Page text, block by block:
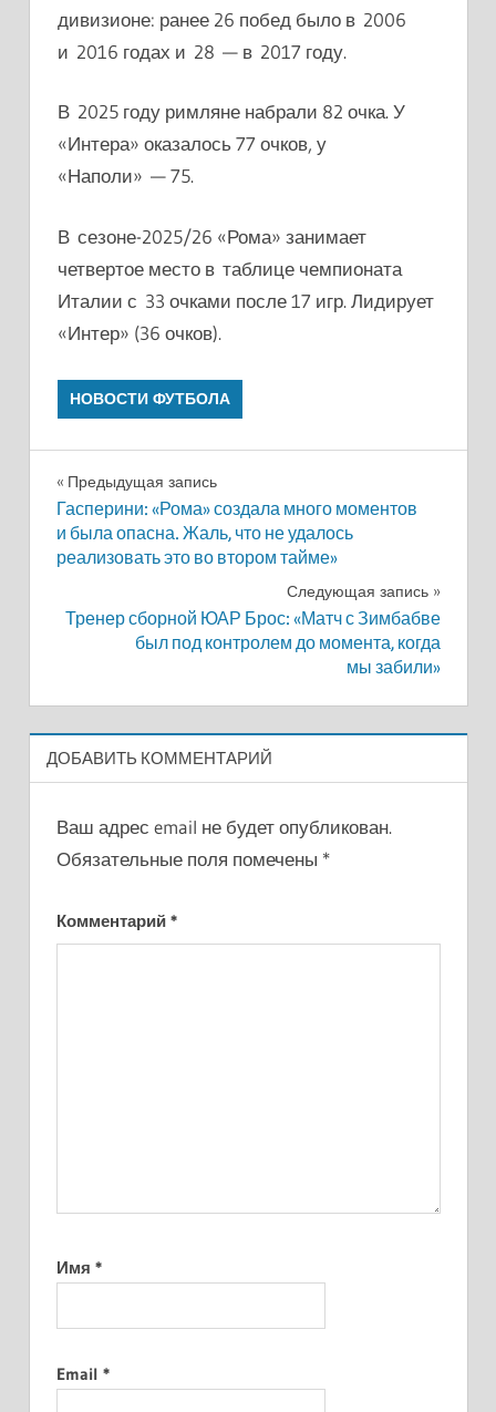
дивизионе: ранее 26 побед было в 2006
и 2016 годах и 28 — в 2017 году.
В 2025 году римляне набрали 82 очка. У
«Интера» оказалось 77 очков, у
«Наполи» — 75.
В сезоне-2025/26 «Рома» занимает
четвертое место в таблице чемпионата
Италии с 33 очками после 17 игр. Лидирует
«Интер» (36 очков).
НОВОСТИ ФУТБОЛА
Навигация
по
записям
Предыдущая запись
Гасперини: «Рома» создала много моментов
и была опасна. Жаль, что не удалось
реализовать это во втором тайме»
Следующая запись
Тренер сборной ЮАР Брос: «Матч с Зимбабве
был под контролем до момента, когда
мы забили»
ДОБАВИТЬ КОММЕНТАРИЙ
Ваш адрес email не будет опубликован.
Обязательные поля помечены *
Комментарий *
Имя *
Email *